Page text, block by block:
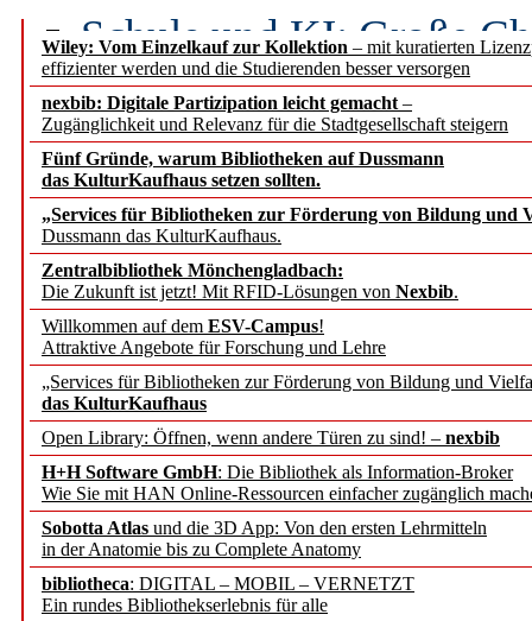
Wiley: Vom Einzelkauf zur Kollektion – mit kuratierten
effizienter werden und die Studierenden besser versorgen
nexbib: Digitale Partizipation leicht gemacht –
Zugänglichkeit und Relevanz für die Stadtgesellschaft steigern
Fünf Gründe, warum Bibliotheken auf Dussmann
das KulturKaufhaus setzen sollten.
„Services für Bibliotheken zur Förderung von Bildung und
Dussmann das KulturKaufhaus.
Zentralbibliothek Mönchengladbach:
Die Zukunft ist jetzt! Mit RFID-Lösungen von Nexbib.
Willkommen auf dem ESV-Campus!
Attraktive Angebote für Forschung und Lehre
„Services für Bibliotheken zur Förderung von Bildung und
das KulturKaufhaus
Open Library: Öffnen, wenn andere Türen zu sind! – nexbib
H+H Software GmbH: Die Bibliothek als Information-Broker
Wie Sie mit HAN Online-Ressourcen einfacher zugänglich
Sobotta Atlas und die 3D App: Von den ersten Lehrmitteln
in der Anatomie bis zu Complete Anatomy
bibliotheca: DIGITAL – MOBIL – VERNETZT
Ein rundes Bibliothekserlebnis für alle
Schule und KI: Große
Voraussetzungen
Erfolgreiches erstes
Segment Research –
angepasst
konstruktiv!
Mohr Siebeck
und die Zeitschrift für
Francke Attempto
EBSCO Information